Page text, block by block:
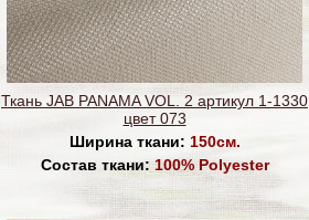
Ткань JAB PANAMA VOL. 2 артикул 1-1330
цвет 073
Ширина ткани: 150см.
Состав ткани: 100% Polyester